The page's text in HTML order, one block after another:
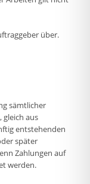
über.
sämtlicher
gleich aus
entstehenden
später
Zahlungen auf
werden.